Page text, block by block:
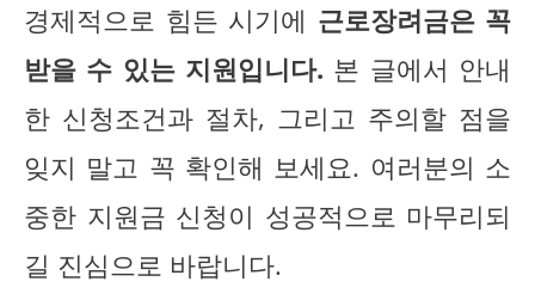
경제적으로 힘든 시기에 근로장려금은 꼭
받을 수 있는 지원입니다. 본 글에서 안내
한 신청조건과 절차, 그리고 주의할 점을
잊지 말고 꼭 확인해 보세요. 여러분의 소
중한 지원금 신청이 성공적으로 마무리되
길 진심으로 바랍니다.